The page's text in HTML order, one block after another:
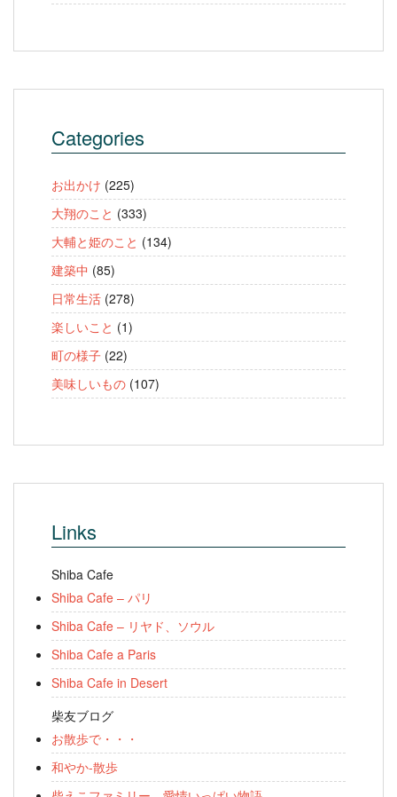
Categories
お出かけ (225)
大翔のこと (333)
大輔と姫のこと (134)
建築中 (85)
日常生活 (278)
楽しいこと (1)
町の様子 (22)
美味しいもの (107)
Links
Shiba Cafe
Shiba Cafe – パリ
Shiba Cafe – リヤド、ソウル
Shiba Cafe a Paris
Shiba Cafe in Desert
柴友ブログ
お散歩で・・・
和やか-散歩